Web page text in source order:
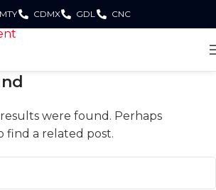
MTY CDMX GDL CNC
were found. Perhaps
find a related post.